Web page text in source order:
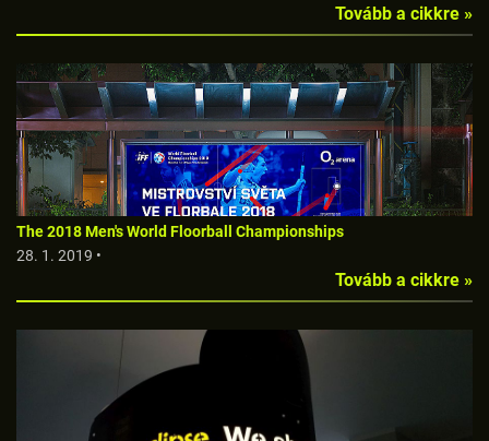
Tovább a cikkre »
The 2018 Men's World Floorball Championships
28. 1. 2019 •
Tovább a cikkre »